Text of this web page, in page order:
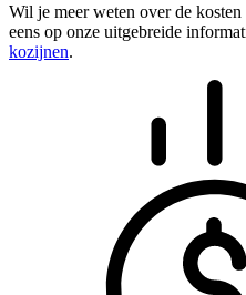
Wil je meer weten over de
eens op onze uitgebreide
kozijnen.